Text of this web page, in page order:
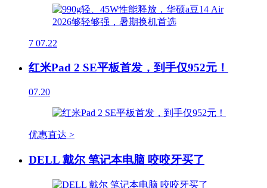
7 07.22
红米Pad 2 SE平板首发，到手仅952元！
07.20
优惠直达 >
DELL 戴尔 笔记本电脑 咬咬牙买了